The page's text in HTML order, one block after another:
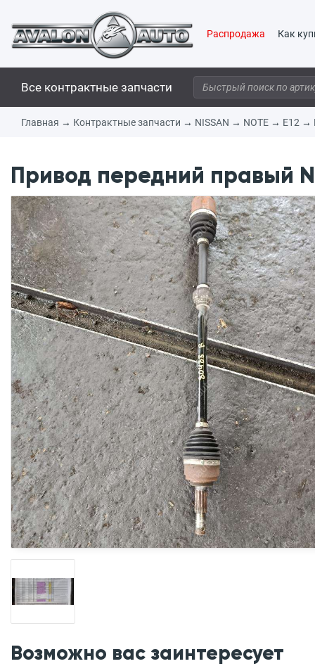
Распродажа Как
Все контрактные запчасти
Главная → Контрактные запчасти → NISSAN → NOTE → E12 →
Привод передний правый
Возможно вас заинтересует